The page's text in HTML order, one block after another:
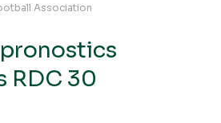
Association
RDC 30